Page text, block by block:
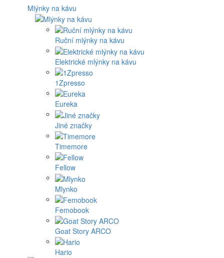
Mlýnky na kávu
Ruční mlýnky na kávu
Elektrické mlýnky na kávu
1Zpresso
Eureka
Jiné značky
Timemore
Fellow
Mlynko
Femobook
Goat Story ARCO
Hario